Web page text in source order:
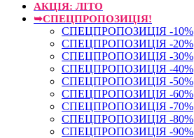
АКЦІЯ: ЛІТО
➥СПЕЦПРОПОЗИЦІЯ!
СПЕЦПРОПОЗИЦІЯ -10%
СПЕЦПРОПОЗИЦІЯ -20%
СПЕЦПРОПОЗИЦІЯ -30%
СПЕЦПРОПОЗИЦІЯ -40%
СПЕЦПРОПОЗИЦІЯ -50%
СПЕЦПРОПОЗИЦІЯ -60%
СПЕЦПРОПОЗИЦІЯ -70%
СПЕЦПРОПОЗИЦІЯ -80%
СПЕЦПРОПОЗИЦІЯ -90%